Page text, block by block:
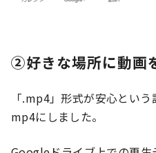
②好きな場所に動画
「.mp4」形式が安心とい
mp4にしました。